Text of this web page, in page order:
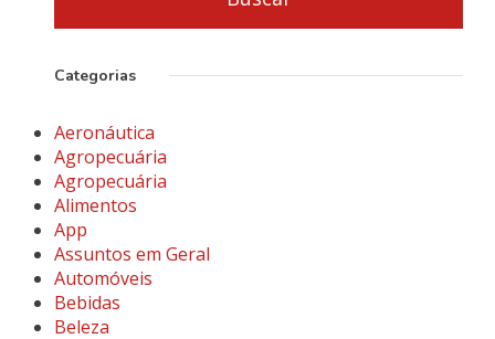
Categorias
Aeronáutica
Agropecuária
Agropecuária
Alimentos
App
Assuntos em Geral
Automóveis
Bebidas
Beleza